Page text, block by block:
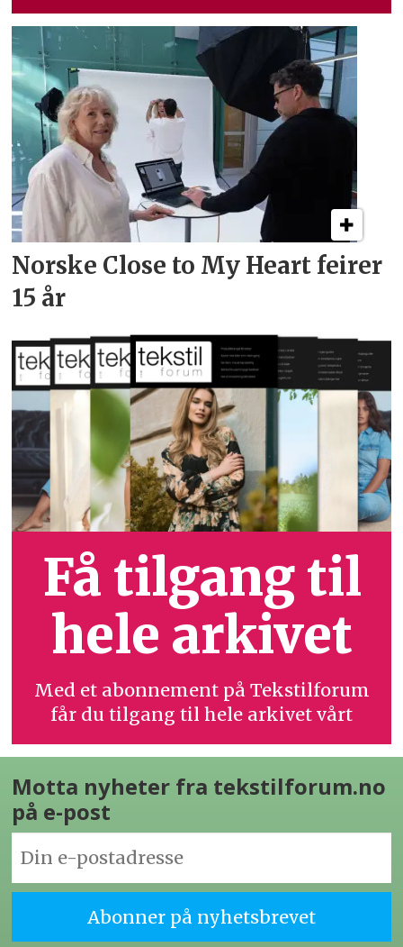
Norske Close to My Heart feirer
15 år
Få tilgang til
hele arkivet
Med et abonnement på Tekstilforum
får du tilgang til hele arkivet vårt
Motta nyheter fra tekstilforum.no
på e-post